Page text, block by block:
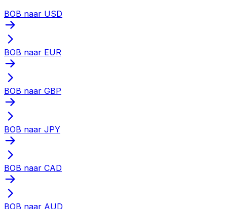
BOB naar USD
BOB naar EUR
BOB naar GBP
BOB naar JPY
BOB naar CAD
BOB naar AUD